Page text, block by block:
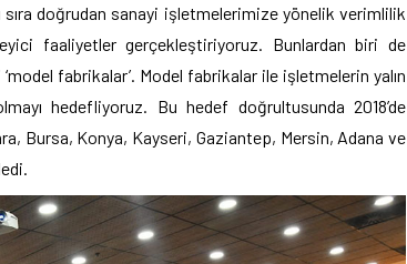
sıra doğrudan sanayi işletmelerimize yönelik verimlilik
faaliyetler gerçekleştiriyoruz. Bunlardan biri de
fabrikalar’. Model fabrikalar ile işletmelerin yalın
hedefliyoruz. Bu hedef doğrultusunda 2018’de
Bursa, Konya, Kayseri, Gaziantep, Mersin, Adana ve